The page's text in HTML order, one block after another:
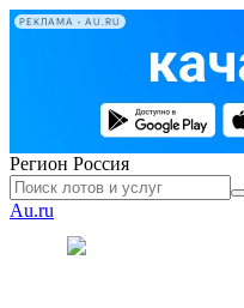
РЕКЛАМА • AU.RU
Регион Россия
Au.ru